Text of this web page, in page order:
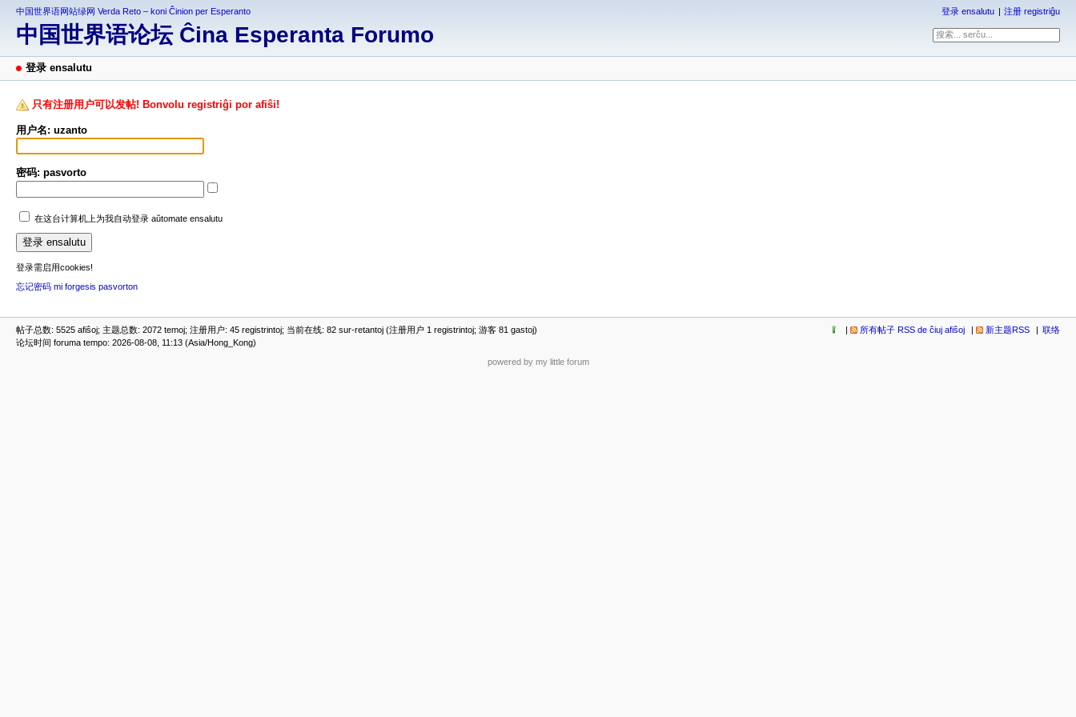
中国世界语网站绿网 Verda Reto – koni Ĉinion per Esperanto
中国世界语论坛 Ĉina Esperanta Forumo
登录 ensalutu 注册 registriĝu
登录 ensalutu
只有注册用户可以发帖! Bonvolu registriĝi por afiŝi!
用户名: uzanto
密码: pasvorto
在这台计算机上为我自动登录 aŭtomate ensalutu
登录需启用cookies!
忘记密码 mi forgesis pasvorton
帖子总数: 5525 afiŝoj; 主题总数: 2072 temoj; 注册用户: 45 registrintoj; 当前在线: 82 sur-retantoj (注册用户 1 registrintoj; 游客 81 gastoj)
论坛时间 foruma tempo: 2026-08-08, 11:13 (Asia/Hong_Kong)
所有帖子 RSS de ĉiuj afiŝoj 新主题RSS 联络
powered by my little forum